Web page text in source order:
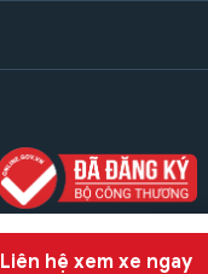
Chat
Liên hệ xem xe ngay
Bảo mật quyền riêng tư